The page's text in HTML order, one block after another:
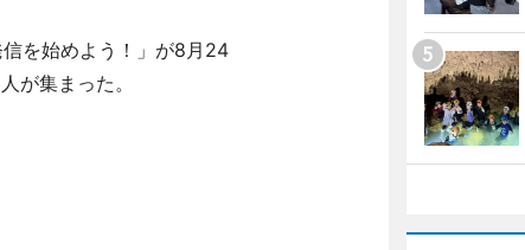
を始めよう！」が8月24
が集まった。